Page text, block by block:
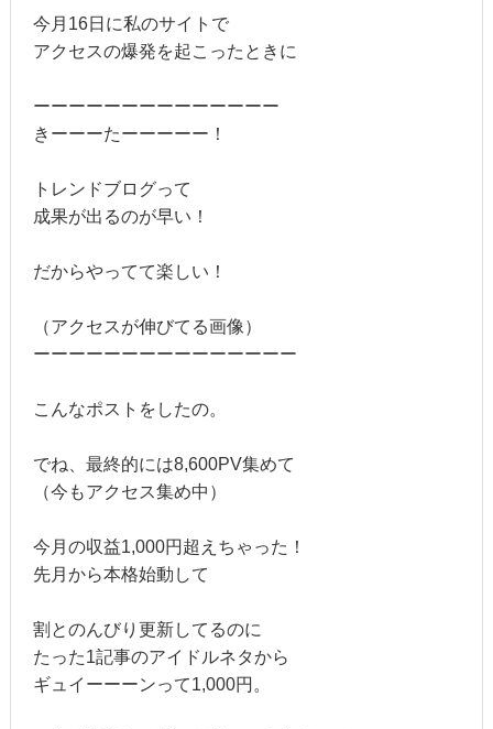
今月16日に私のサイトで
アクセスの爆発を起こったときに
ーーーーーーーーーーーーーー
きーーーたーーーーー！
トレンドブログって
成果が出るのが早い！
だからやってて楽しい！
（アクセスが伸びてる画像）
ーーーーーーーーーーーーーーー
こんなポストをしたの。
でね、最終的には8,600PV集めて
（今もアクセス集め中）
今月の収益1,000円超えちゃった！
先月から本格始動して
割とのんびり更新してるのに
たった1記事のアイドルネタから
ギュイーーーンって1,000円。